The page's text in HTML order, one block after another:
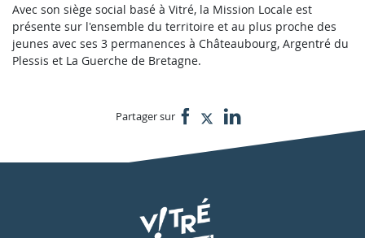
Avec son siège social basé à Vitré, la Mission Locale est
présente sur l'ensemble du territoire et au plus proche des
jeunes avec ses 3 permanences à Châteaubourg, Argentré du
Plessis et La Guerche de Bretagne.
Partager sur